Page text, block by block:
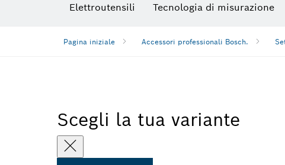
Elettroutensili Tecnologia di misurazione
Pagina iniziale Accessori professionali Bosch.
Scegli la tua variante